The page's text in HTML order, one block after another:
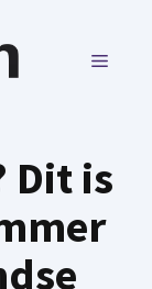
MENU
Dit is